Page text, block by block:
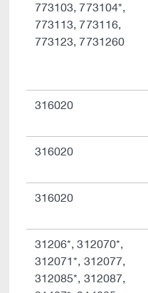
773103, 773104*,
773113, 773116,
773123, 7731260
316020
316020
316020
31206*, 312070*,
312071*, 312077,
312085*, 312087,